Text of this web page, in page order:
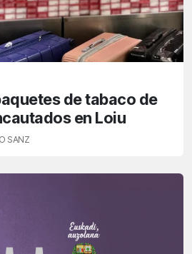
de tabaco de
en Loiu
SANZ